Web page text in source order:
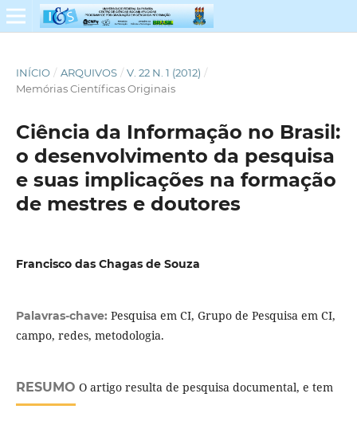
INÍCIO / ARQUIVOS / V. 22 N. 1 (2012) /
Memórias Científicas Originais
Ciência da Informação no Brasil:
o desenvolvimento da pesquisa
e suas implicações na formação
de mestres e doutores
Francisco das Chagas de Souza
Palavras-chave: Pesquisa em CI, Grupo de Pesquisa em CI,
campo, redes, metodologia.
RESUMO O artigo resulta de pesquisa documental, e tem